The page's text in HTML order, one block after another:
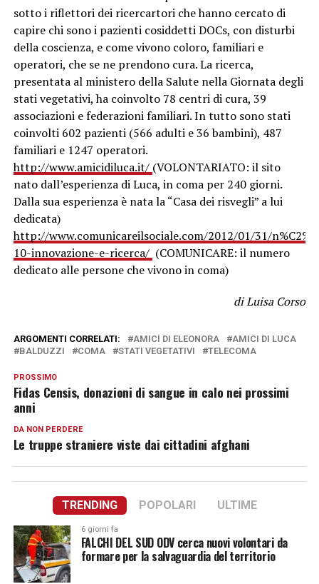
sotto i riflettori dei ricercartori che hanno cercato di
capire chi sono i pazienti cosiddetti DOCs, con disturbi
della coscienza, e come vivono coloro, familiari e
operatori, che se ne prendono cura. La ricerca,
presentata al ministero della Salute nella Giornata degli
stati vegetativi, ha coinvolto 78 centri di cura, 39
associazioni e federazioni familiari. In tutto sono stati
coinvolti 602 pazienti (566 adulti e 36 bambini), 487
familiari e 1247 operatori.
http://www.amicidiluca.it/ (VOLONTARIATO: il sito
nato dall’esperienza di Luca, in coma per 240 giorni.
Dalla sua esperienza è nata la “Casa dei risvegli” a lui
dedicata)
http://www.comunicareilsociale.com/2012/01/31/
10-innovazione-e-ricerca/ (COMUNICARE: il numero
dedicato alle persone che vivono in coma)
di Luisa Corso
ARGOMENTI CORRELATI: AMICI DI ELEONORA
AMICI DI LUCA
BALDUZZI
COMA STATI VEGETATIVI TELECOMA
PROSSIMO
Fidas Censis, donazioni di sangue in calo nei prossimi
anni
DA NON PERDERE
Le truppe straniere viste dai cittadini afghani
TRENDING POPOLARI ULTIME
6 giorni fa
FALCHI DEL SUD ODV cerca nuovi volontari da
formare per la salvaguardia del territorio